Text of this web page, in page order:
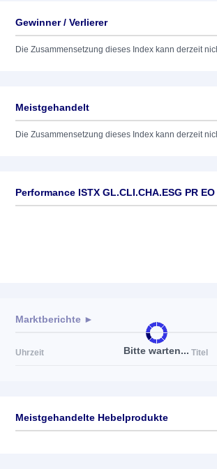
Gewinner / Verlierer
Die Zusammensetzung dieses Index kann derzeit
Meistgehandelt
Die Zusammensetzung dieses Index kann derzeit
Performance ISTX GL.CLI.CHA.ESG PR EO
Bitte warten...
Marktberichte ►
Uhrzeit Titel
Meistgehandelte Hebelprodukte